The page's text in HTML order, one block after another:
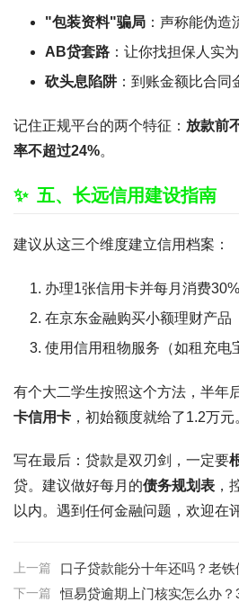
"包装资料"骗局 ：声称能伪
AB贷套路 ：让你找担保人实
砍头息陷阱 ：到账金额比合同
记住正规平台的两个特征： 放款前
率不超过24%。
五、长远信用建设指南
建议从这三个维度建立信用档案：
办理1张信用卡并每月消费
在京东金融购买小额理财产品
使用信用租物服务（如租充电
有个大二学生按照这个方法，半年
卡信用卡 ，初始额度就给了1.2万元
写在最后：贷款是双刃剑，一定要
贷。建议做好每月的债务规划表 ，
以内。遇到任何金融问题，欢迎在
上一篇 口子贷款能分十年还吗？老
下一篇 恒易贷逾期上门核实怎么办